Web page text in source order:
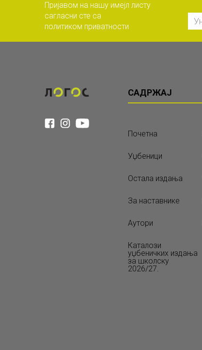
Пријавом на нашу имејл листу
сагласни сте са
политиком приватности
САДРЖАЈ
Почетна
Уџбеници
Остала издања
За наставнике
Аутори
Каталози
уџбеничких издања
за школску
2026/27.